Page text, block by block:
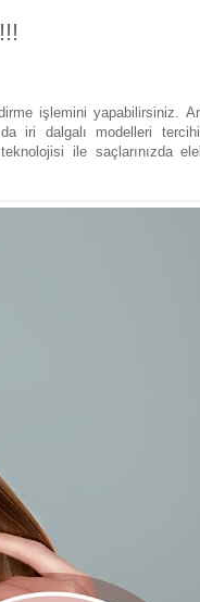
işlemini yapabilirsiniz.
iri dalgalı modelleri
ile saçlarınızda